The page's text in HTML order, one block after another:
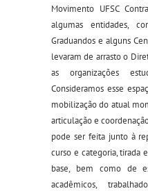
Movimento UFSC
algumas entidades,
Graduandos e alguns
levaram de arrasto o
as organizações
Consideramos esse
mobilização do atual
articulação e
pode ser feita junto à
curso e categoria, tirada
base, bem como de
acadêmicos,